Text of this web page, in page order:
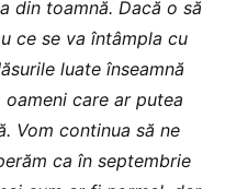
din toamnă. Dacă o să
ce se va întâmpla cu
luate înseamnă
care ar putea
Vom continua să ne
ca în septembrie